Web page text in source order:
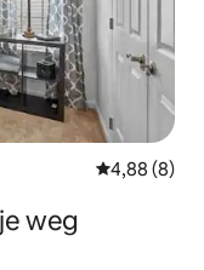
Gemiddelde
4,88 (8)
weg